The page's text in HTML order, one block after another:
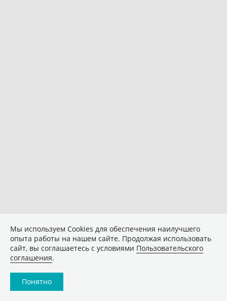
Мы используем Сookies для обеспечения наилучшего
опыта работы на нашем сайте. Продолжая использовать
сайт, вы соглашаетесь с условиями Пользовательского
соглашения.
Понятно